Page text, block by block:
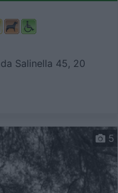
Salinella 45, 20
5